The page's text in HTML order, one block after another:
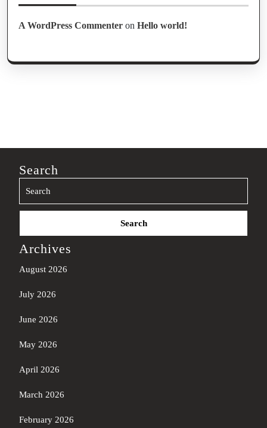
A WordPress Commenter on Hello world!
Search
Search
Archives
August 2026
July 2026
June 2026
May 2026
April 2026
March 2026
February 2026